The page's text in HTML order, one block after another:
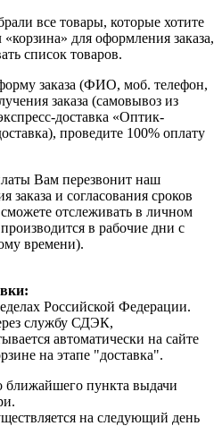
все товары, которые хотите
для оформления заказа,
список товаров.
заказа (ФИО, моб. телефон,
заказа (самовывоз из
доставка «Оптик-
проведите 100% оплату
Вам перезвонит наш
заказа и согласования сроков
отслеживать в личном
в рабочие дни с
времени).
Российской Федерации.
службу СДЭК,
автоматически на сайте
на этапе "доставка".
ближайшего пункта выдачи
на следующий день